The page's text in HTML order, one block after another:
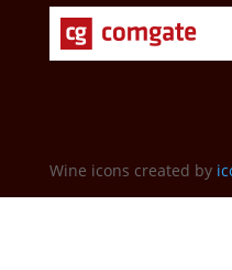
Wine icons created by